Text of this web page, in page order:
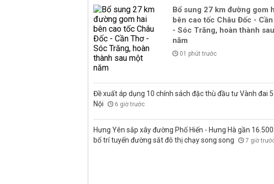
Bổ sung 27 km đường gom
bên cao tốc Châu Đốc -
- Sóc Trăng, hoàn thành
năm
01 phút trước
Đề xuất áp dụng 10 chính sách đặc thù đầu tư Vành đai 5
Nội
6 giờ trước
Hưng Yên sắp xây đường Phố Hiến - Hưng Hà gần
bố trí tuyến đường sắt đô thị chạy song song
7 giờ